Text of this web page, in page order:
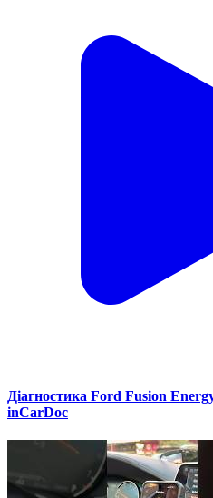
Діагностика Ford Fusion
inCarDoc